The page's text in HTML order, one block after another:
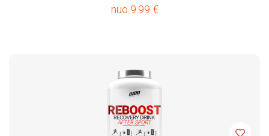
nuo 9.99 €